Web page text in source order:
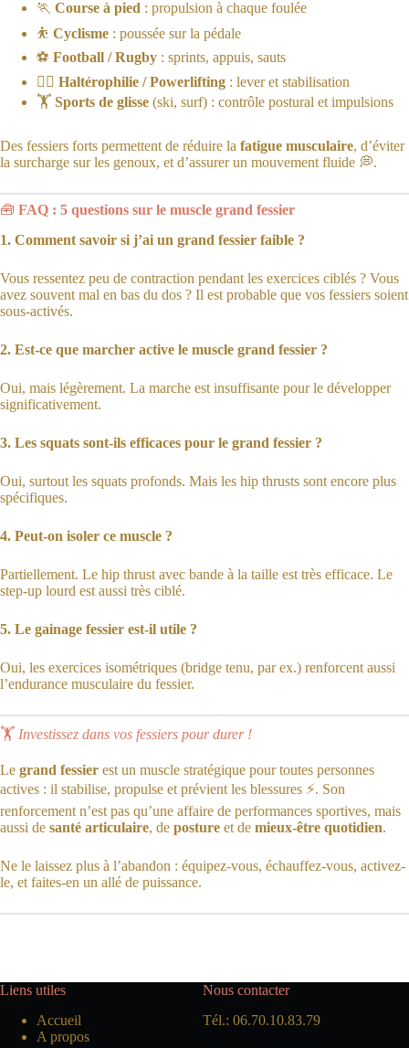
🏃 Course à pied : propulsion à chaque foulée
⛹️ Cyclisme : poussée sur la pédale
⚽ Football / Rugby : sprints, appuis, sauts
🏋️‍♀️ Haltérophilie / Powerlifting : lever et stabilisation
🏋️ Sports de glisse (ski, surf) : contrôle postural et impulsions
Des fessiers forts permettent de réduire la fatigue musculaire, d’éviter
la surcharge sur les genoux, et d’assurer un mouvement fluide 💭.
🧰 FAQ : 5 questions sur le muscle grand fessier
1. Comment savoir si j’ai un grand fessier faible ?
Vous ressentez peu de contraction pendant les exercices ciblés ? Vous
avez souvent mal en bas du dos ? Il est probable que vos fessiers soient
sous-activés.
2. Est-ce que marcher active le muscle grand fessier ?
Oui, mais légèrement. La marche est insuffisante pour le développer
significativement.
3. Les squats sont-ils efficaces pour le grand fessier ?
Oui, surtout les squats profonds. Mais les hip thrusts sont encore plus
spécifiques.
4. Peut-on isoler ce muscle ?
Partiellement. Le hip thrust avec bande à la taille est très efficace. Le
step-up lourd est aussi très ciblé.
5. Le gainage fessier est-il utile ?
Oui, les exercices isométriques (bridge tenu, par ex.) renforcent aussi
l’endurance musculaire du fessier.
🏋️ Investissez dans vos fessiers pour durer !
Le grand fessier est un muscle stratégique pour toutes personnes
actives : il stabilise, propulse et prévient les blessures ⚡️. Son
renforcement n’est pas qu’une affaire de performances sportives, mais
aussi de santé articulaire, de posture et de mieux-être quotidien.
Ne le laissez plus à l’abandon : équipez-vous, échauffez-vous, activez-
le, et faites-en un allé de puissance.
Liens utiles
Accueil
A propos
Nous contacter
Tél.: 06.70.10.83.79